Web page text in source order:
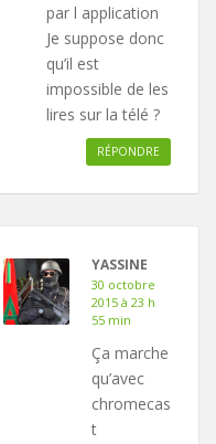
par l application
Je suppose donc
qu’il est
impossible de les
lires sur la télé ?
RÉPONDRE
YASSINE
30 octobre
2015 à 23 h
55 min
Ça marche
qu’avec
chromecas
t